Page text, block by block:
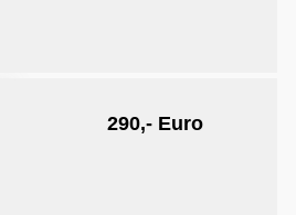
290,- Euro